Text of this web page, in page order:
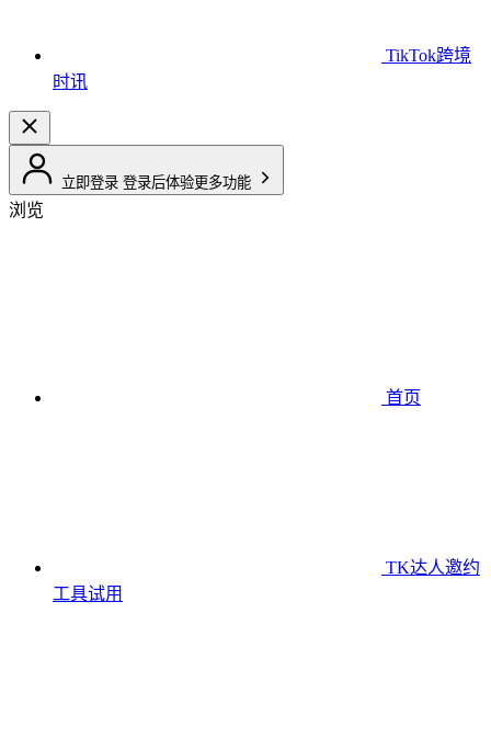
TikTok跨境
时讯
立即登录 登录后体验更多功能
浏览
首页
TK达人邀约
工具试用